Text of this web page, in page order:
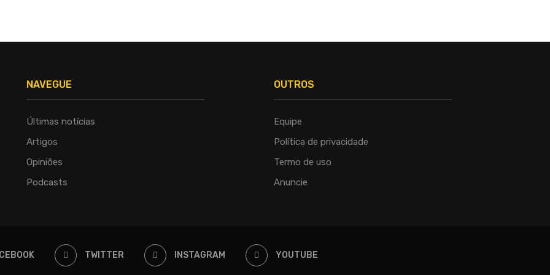
NAVEGUE
Últimas notícias
Artigos
Opiniões
Podcasts
OUTROS
Equipe
Política de privacidade
Termo de uso
Anuncie
TWITTER INSTAGRAM YOUTUBE